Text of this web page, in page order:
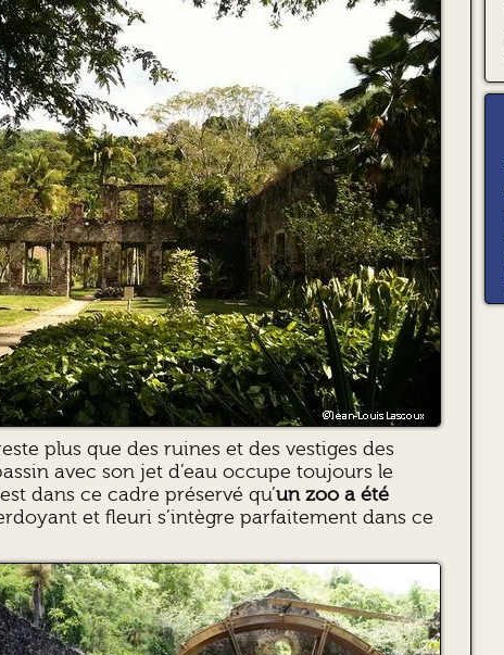
plus que des ruines et des vestiges des
avec son jet d’eau occupe toujours le
dans ce cadre préservé qu’un zoo a été
et fleuri s’intègre parfaitement dans ce